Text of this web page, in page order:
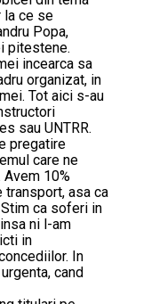
la ce se
Popa,
pitestene.
incearca sa
organizat, in
Tot aici s-au
sau UNTRR.
pregatire
care ne
10%
asa ca
ca soferi in
ni l-am
in
In
cand